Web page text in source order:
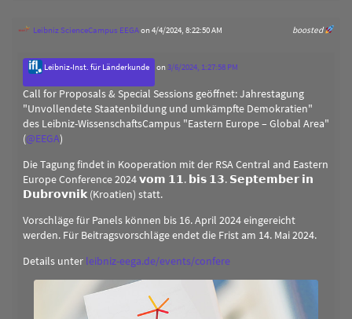
boosted
Leibniz ScienceCampus EEGAon 4/4/2024, 8:22:50 AM
Leibniz-Inst. für Länderkunde on3/6/2024, 1:27:58 PM
Call for Proposals & Special Sessions geöffnet: Jahrestagung
"Unvollendete Staatenbildung und umkämpfte Demokratien"
des Leibniz-WissenschaftsCampus "Eastern Europe – Global Area"
(@EEGA)
Die Tagung findet in Kooperation mit der RSA Central and Eastern
Europe Conference 2024 𝘃𝗼𝗺 𝟭𝟭. 𝗯𝗶𝘀 𝟭𝟯. 𝗦𝗲𝗽𝘁𝗲𝗺𝗯𝗲𝗿 𝗶𝗻
𝗗𝘂𝗯𝗿𝗼𝘃𝗻𝗶𝗸 (Kroatien) statt.
Vorschläge für Panels können bis 16. April 2024 eingereicht
werden. Für Beitragsvorschläge endet die Frist am 14. Mai 2024.
Details unter leibniz-eega.de/events/confere